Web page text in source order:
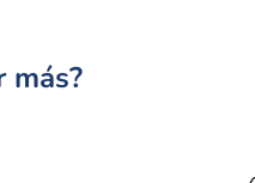
más?